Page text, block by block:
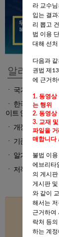
내강의실
로그인
| 회원
수강바구니|
알리는 말
ㆍ 국가유산관련
ㆍ 한국건축사
이트 안내
ㆍ 개정판 알기쉬
ㆍ 기존수강생 올
ㆍ 알기쉬운한국
ㆍ 저작물 부정사
라 교수
입는 결
리 뽑고
법 이용
대해 선
다음과
권법 제
에 근거
1. 동영상
는 행위
2. 동영상
3. 교재
파일을
매합니다
불법 이
에브리타
의 게시
게시판
와 같이
해서는
근거하여
락처 등
하는 계